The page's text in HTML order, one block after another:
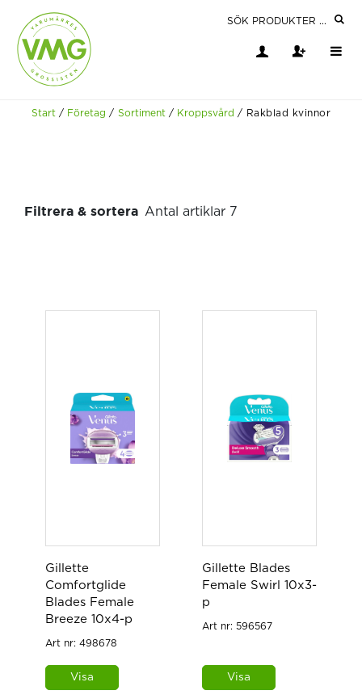
Start / Företag / Sortiment / Kroppsvård / Rakblad kvinnor
Filtrera & sortera Antal artiklar 7
Gillette
Comfortglide
Blades Female
Breeze 10x4-p
Art nr: 498678
Visa
Gillette Blades
Female Swirl 10x3-
p
Art nr: 596567
Visa